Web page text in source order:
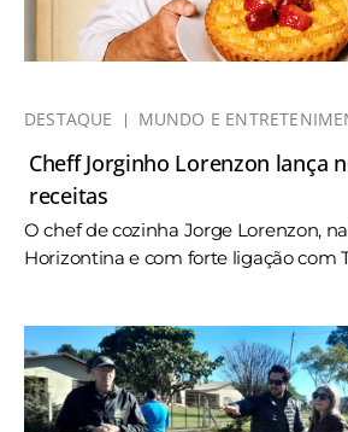
DESTAQUE MUNDO E
Cheff Jorginho Lorenzon lança
receitas
O chef de cozinha Jorge Lorenzon,
Horizontina e com forte ligação com